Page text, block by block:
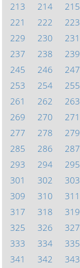
213
214 215
221
222 223
229
230 231
237
238 239
245
246 247
253
254 255
261
262 263
269
270 271
277
278 279
285
286 287
293
294 295
301
302 303
309
310 311
317
318 319
325
326 327
333
334 335
341
342 343